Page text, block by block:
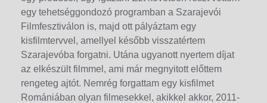
egy tehetséggondozó programban a Szarajevói
Filmfesztiválon is, majd ott pályáztam egy
kisfilmtervvel, amellyel később visszatértem
Szarajevóba forgatni. Utána ugyanott nyertem díjat
az elkészült filmmel, ami már megnyitott előttem
rengeteg ajtót. Nemrég forgattam egy kisfilmet
Romániában olyan filmesekkel, akikkel akkor, 2011-